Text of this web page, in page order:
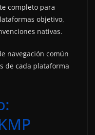
completo para
objetivo,
nativas.
navegación común
de cada plataforma